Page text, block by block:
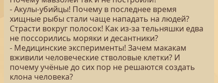
- Акулы-убийцы! Почему в последнее время
хищные рыбы стали чаще нападать на людей?
Страсти вокруг полосок! Как из-за тельняшки едва
не поссорились моряки и десантники?
- Медицинские эксперименты! Зачем макакам
вживили человеческие стволовые клетки? И
почему учёные до сих пор не решаются создать
клона человека?